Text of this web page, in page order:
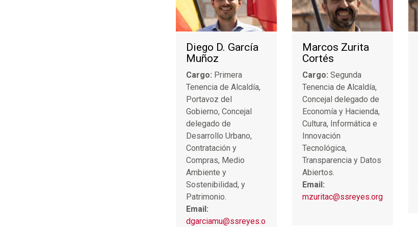
Diego D. García
Muñoz
Cargo: Primera
Tenencia de Alcaldía,
Portavoz del
Gobierno, Concejal
delegado de
Desarrollo Urbano,
Contratación y
Compras, Medio
Ambiente y
Sostenibilidad, y
Patrimonio.
Email:
dgarciamu@ssreyes.o
Marcos Zurita
Cortés
Cargo: Segunda
Tenencia de Alcaldía,
Concejal delegado de
Economía y Hacienda,
Cultura, Informática e
Innovación
Tecnológica,
Transparencia y Datos
Abiertos.
Email:
mzuritac@ssreyes.org